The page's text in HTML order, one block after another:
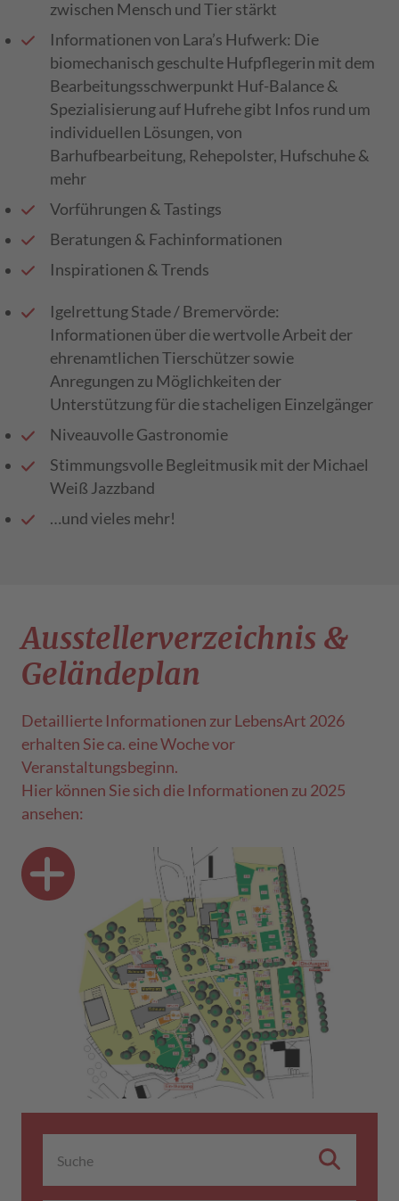
zwischen Mensch und Tier stärkt
Informationen von Lara’s Hufwerk: Die
biomechanisch geschulte Hufpflegerin mit dem
Bearbeitungsschwerpunkt Huf-Balance &
Spezialisierung auf Hufrehe gibt Infos rund um
individuellen Lösungen, von
Barhufbearbeitung, Rehepolster, Hufschuhe &
mehr
Vorführungen & Tastings
Beratungen & Fachinformationen
Inspirationen & Trends
Igelrettung Stade / Bremervörde:
Informationen über die wertvolle Arbeit der
ehrenamtlichen Tierschützer sowie
Anregungen zu Möglichkeiten der
Unterstützung für die stacheligen Einzelgänger
Niveauvolle Gastronomie
Stimmungsvolle Begleitmusik mit der Michael
Weiß Jazzband
…und vieles mehr!
Aussteller­verzeichnis &
Geländeplan
Detaillierte Informationen zur LebensArt 2026
erhalten Sie ca. eine Woche vor
Veranstaltungsbeginn.
Hier können Sie sich die Informationen zu 2025
ansehen: